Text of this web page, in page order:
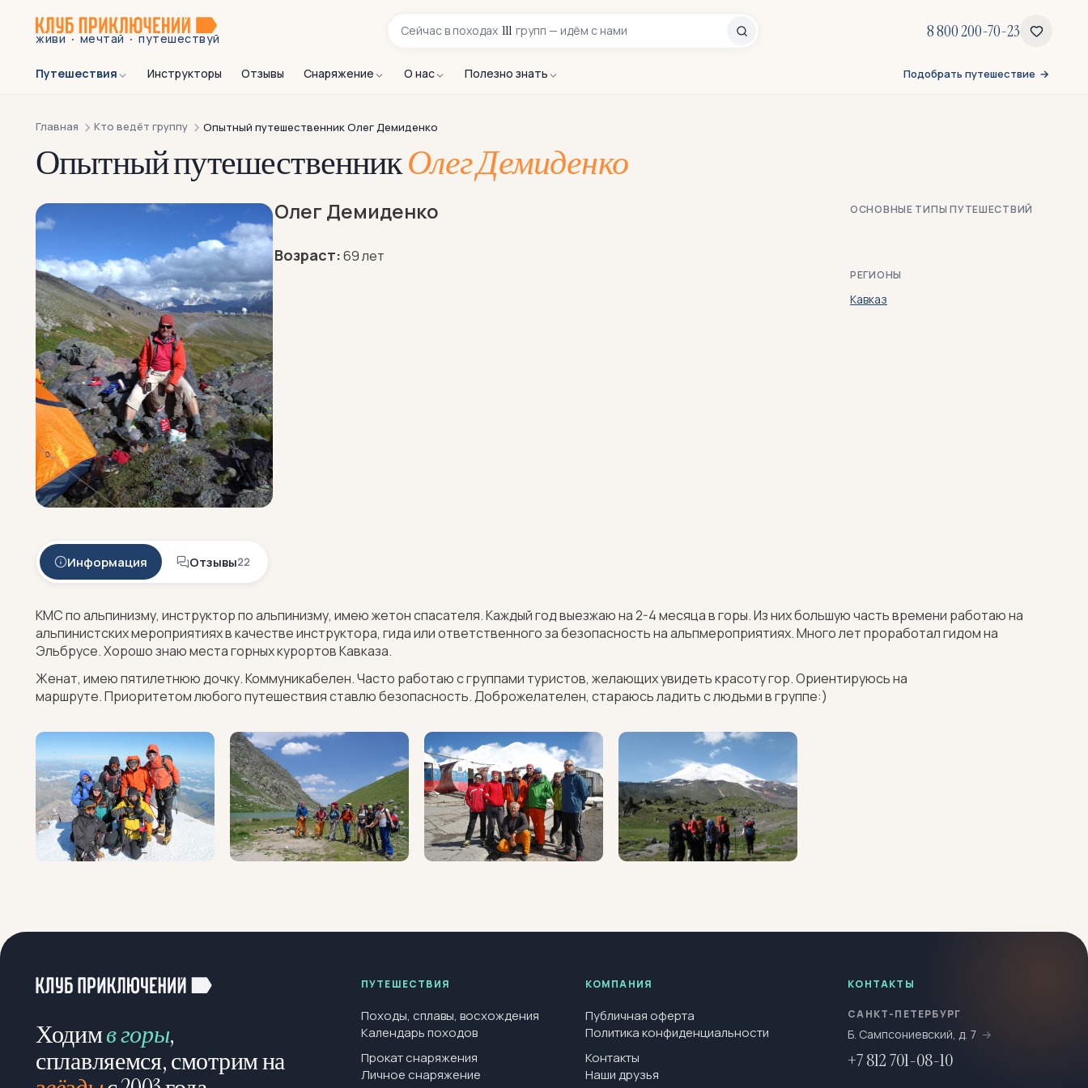
живи · мечтай · путешествуй
Сейчас в походах 111 групп — идём с нами 8 800 200-70-23
Путешествия Инструкторы Отзывы Снаряжение О нас Полезно знать Подобрать путешествие
Главная Кто ведёт группу Опытный путешественник Олег Демиденко
Опытный путешественникОлег Демиденко
Олег Демиденко
Возраст:69 лет
ОСНОВНЫЕ ТИПЫ ПУТЕШЕСТВИЙ
РЕГИОНЫ
Кавказ
Информация Отзывы22
КМС по альпинизму, инструктор по альпинизму, имею жетон спасателя. Каждый год выезжаю на 2-4 месяца в горы. Из них большую часть времени работаю на
альпинистских мероприятиях в качестве инструктора, гида или ответственного за безопасность на альпмероприятиях. Много лет проработал гидом на
Эльбрусе. Хорошо знаю места горных курортов Кавказа.
Женат, имею пятилетнюю дочку. Коммуникабелен. Часто работаю с группами туристов, желающих увидеть красоту гор. Ориентируюсь на
маршруте. Приоритетом любого путешествия ставлю безопасность. Доброжелателен, стараюсь ладить с людьми в группе:)
Ходимв горы,
сплавляемся, смотрим на
ПУТЕШЕСТВИЯ
Походы, сплавы, восхождения
Календарь походов
Прокат снаряжения
Личное снаряжение
КОМПАНИЯ
Публичная оферта
Политика конфиденциальности
Контакты
Наши друзья
КОНТАКТЫ
САНКТ-ПЕТЕРБУРГ
Б. Сампсониевский, д. 7
+7 812 701-08-10